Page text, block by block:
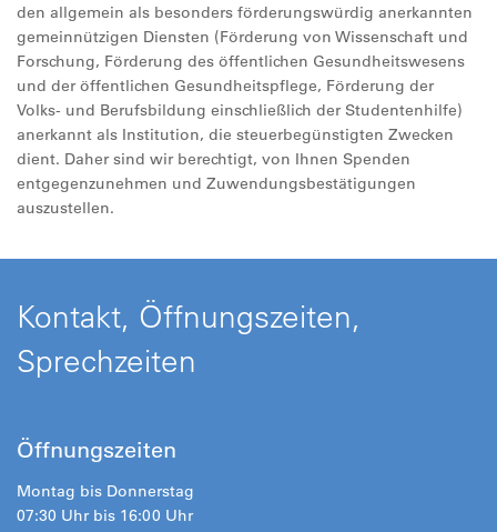
den allgemein als besonders förderungswürdig anerkannten
gemeinnützigen Diensten (Förderung von Wissenschaft und
Forschung, Förderung des öffentlichen Gesundheitswesens
und der öffentlichen Gesundheitspflege, Förderung der
Volks- und Berufsbildung einschließlich der Studentenhilfe)
anerkannt als Institution, die steuerbegünstigten Zwecken
dient. Daher sind wir berechtigt, von Ihnen Spenden
entgegenzunehmen und Zuwendungsbestätigungen
auszustellen.
Kontakt, Öffnungszeiten,
Sprechzeiten
Öffnungszeiten
Montag bis Donnerstag
07:30 Uhr bis 16:00 Uhr